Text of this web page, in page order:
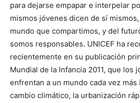
para dejarse empapar e interpelar
mismos jóvenes dicen de sí
mundo que compartimos, y del
somos responsables. UNICEF ha
recientemente en su publicación
Mundial de la Infancia 2011, que los
enfrentan a un mundo cada vez
cambio climático, la urbanización